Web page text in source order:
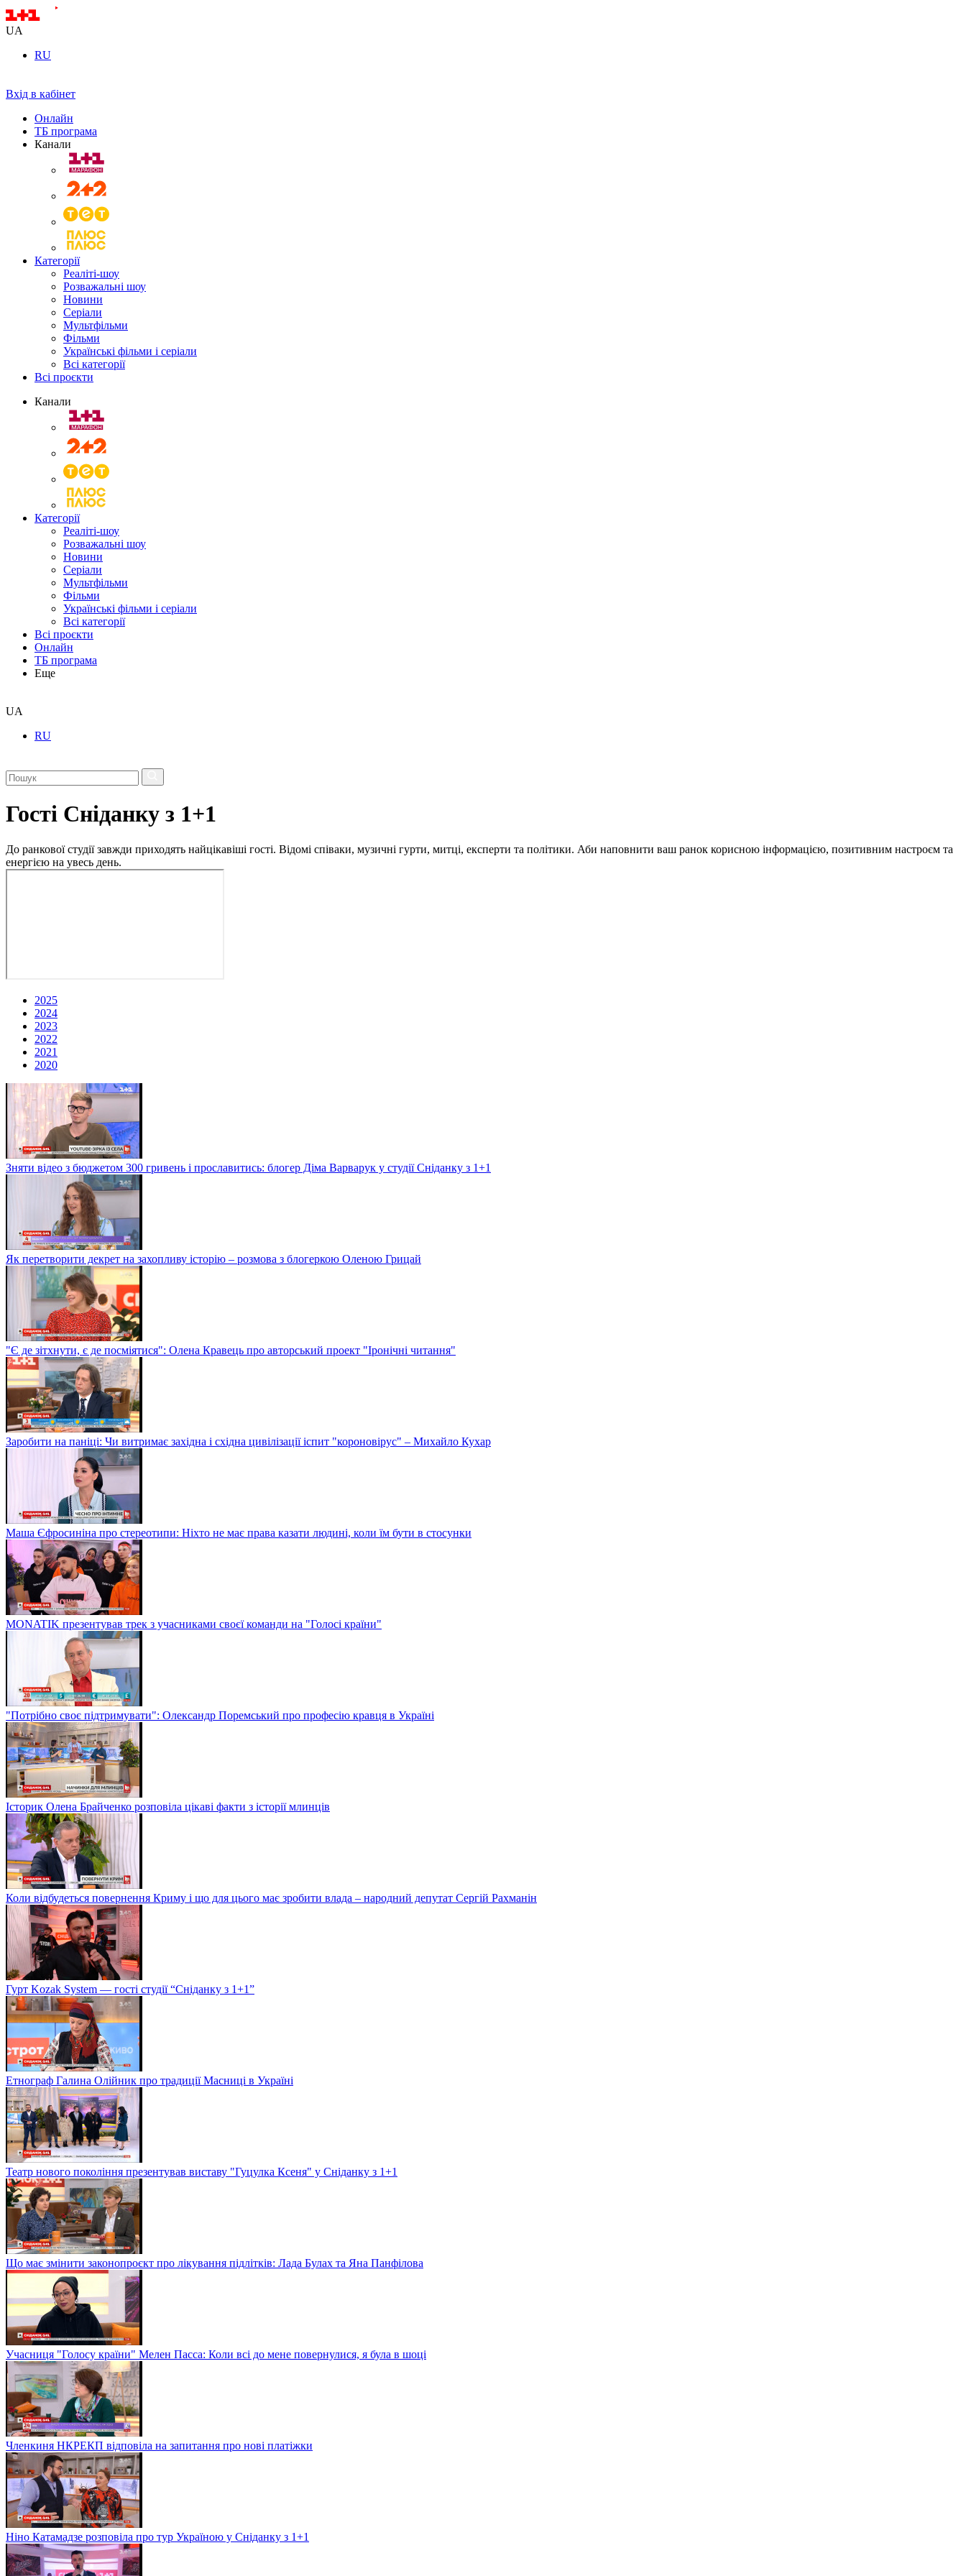
UA
RU
Вхід в кабінет
Онлайн
ТБ програма
Канали
Категорії
Реаліті-шоу
Розважальні шоу
Новини
Серіали
Мультфільми
Фільми
Українські фільми і серіали
Всі категорії
Всі проєкти
Канали
Категорії
Реаліті-шоу
Розважальні шоу
Новини
Серіали
Мультфільми
Фільми
Українські фільми і серіали
Всі категорії
Всі проєкти
Онлайн
ТБ програма
Еще
UA
RU
Гості Сніданку з 1+1
До ранкової студії завжди приходять найцікавіші гості. Відомі співаки, музичні гурти, митці, експерти та політики. Аби наповнити ваш ранок корисною інформацією, позитивним настроєм та
енергією на увесь день.
2025
2024
2023
2022
2021
2020
Зняти відео з бюджетом 300 гривень і прославитись: блогер Діма Варварук у студії Сніданку з 1+1
Як перетворити декрет на захопливу історію – розмова з блогеркою Оленою Грицай
"Є де зітхнути, є де посміятися": Олена Кравець про авторський проект "Іронічні читання"
Заробити на паніці: Чи витримає західна і східна цивілізації іспит "короновірус" – Михайло Кухар
Маша Єфросиніна про стереотипи: Ніхто не має права казати людині, коли їм бути в стосунки
MONATIK презентував трек з учасниками своєї команди на "Голосі країни"
"Потрібно своє підтримувати": Олександр Поремський про професію кравця в Україні
Історик Олена Брайченко розповіла цікаві факти з історії млинців
Коли відбудеться повернення Криму і що для цього має зробити влада – народний депутат Сергій Рахманін
Гурт Kozak System — гості студії “Сніданку з 1+1”
Етнограф Галина Олійник про традиції Масниці в Україні
Театр нового покоління презентував виставу "Гуцулка Ксеня" у Сніданку з 1+1
Що має змінити законопроєкт про лікування підлітків: Лада Булах та Яна Панфілова
Учасниця "Голосу країни" Мелен Пасса: Коли всі до мене повернулися, я була в шоці
Членкиня НКРЕКП відповіла на запитання про нові платіжки
Ніно Катамадзе розповіла про тур Україною у Сніданку з 1+1